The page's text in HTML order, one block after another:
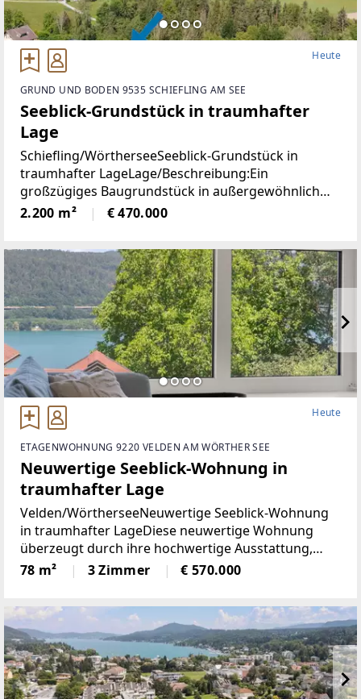
Heute
GRUND UND BODEN 9535 SCHIEFLING AM SEE
Seeblick-Grundstück in traumhafter
Lage
Schiefling/WörtherseeSeeblick-Grundstück in
traumhafter LageLage/Beschreibung:Ein
großzügiges Baugrundstück in außergewöhnlich
ruhiger Aussichtslage mit beeindruckendem
Weitblick über den Wörthersee und die umliegende
2.200 m² € 470.000
Heute
ETAGENWOHNUNG 9220 VELDEN AM WÖRTHER SEE
Neuwertige Seeblick-Wohnung in
traumhafter Lage
Velden/WörtherseeNeuwertige Seeblick-Wohnung
in traumhafter LageDiese neuwertige Wohnung
überzeugt durch ihre hochwertige Ausstattung,
durchdachte Raumaufteilung und einen
eindrucksvollen Blick auf den Wörthersee. Auf rund
78 m² 3 Zimmer € 570.000